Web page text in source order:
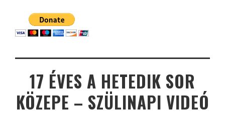
17 ÉVES A HETEDIK SOR
KÖZEPE – SZÜLINAPI VIDEÓ